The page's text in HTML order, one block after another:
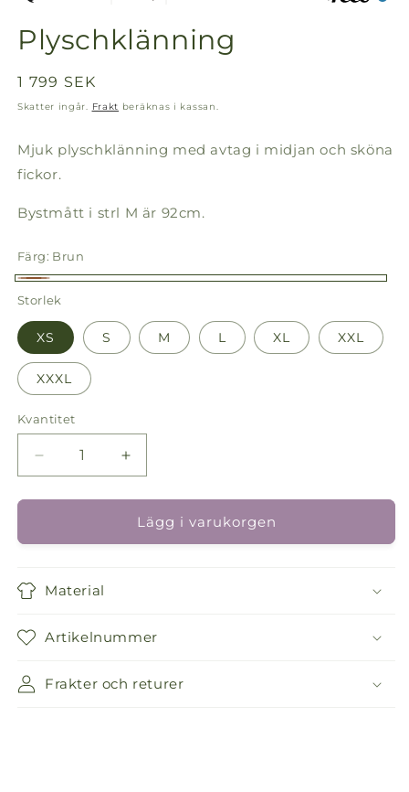
Plyschklänning
Ordinarie
pris
1 799 SEK
Skatter ingår. Frakt beräknas i kassan.
Mjuk plyschklänning med avtag i midjan och sköna
fickor.
Bystmått i strl M är 92cm.
Färg: Brun
Storlek
XS S M L XL XXL
XXXL
Kvantitet
Kvantitet
Minska
kvantitet
för
Plyschklänning
Öka
kvantitet
för
Plyschklänning
Lägg i varukorgen
Material
Artikelnummer
Frakter och returer